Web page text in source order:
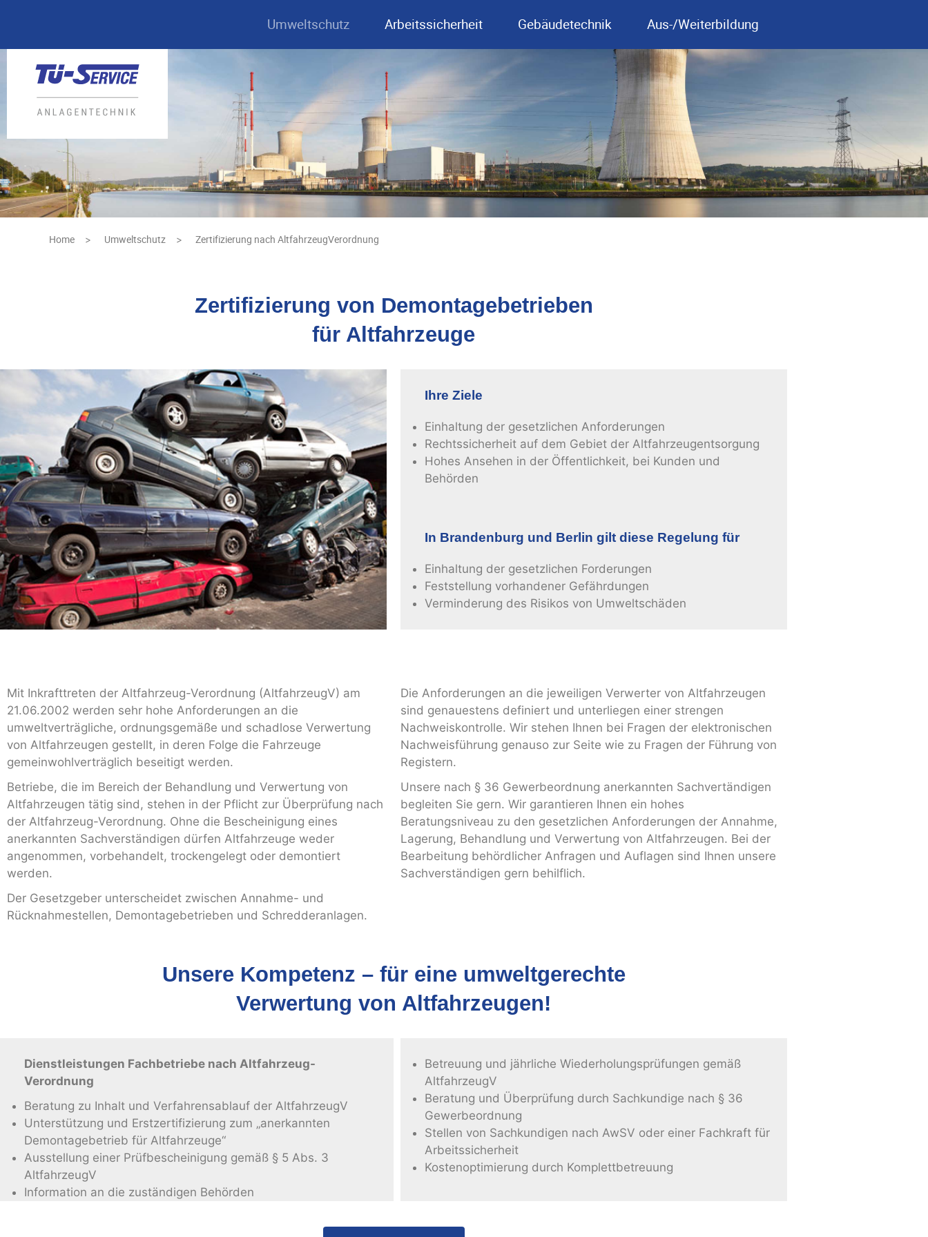
Umweltschutz Arbeitssicherheit Gebäudetechnik Aus-/Weiterbildung
Home > Umweltschutz > Zertifizierung nach AltfahrzeugVerordnung
Zertifizierung von Demontagebetrieben
für Altfahrzeuge
Ihre Ziele
Einhaltung der gesetzlichen Anforderungen
Rechtssicherheit auf dem Gebiet der Altfahrzeugentsorgung
Hohes Ansehen in der Öffentlichkeit, bei Kunden und
Behörden
In Brandenburg und Berlin gilt diese Regelung für
Einhaltung der gesetzlichen Forderungen
Feststellung vorhandener Gefährdungen
Verminderung des Risikos von Umweltschäden
Mit Inkrafttreten der Altfahrzeug-Verordnung (AltfahrzeugV) am
21.06.2002 werden sehr hohe Anforderungen an die
umweltverträgliche, ordnungsgemäße und schadlose Verwertung
von Altfahrzeugen gestellt, in deren Folge die Fahrzeuge
gemeinwohlverträglich beseitigt werden.
Betriebe, die im Bereich der Behandlung und Verwertung von
Altfahrzeugen tätig sind, stehen in der Pflicht zur Überprüfung nach
der Altfahrzeug-Verordnung. Ohne die Bescheinigung eines
anerkannten Sachverständigen dürfen Altfahrzeuge weder
angenommen, vorbehandelt, trockengelegt oder demontiert
werden.
Der Gesetzgeber unterscheidet zwischen Annahme- und
Rücknahmestellen, Demontagebetrieben und Schredderanlagen.
Die Anforderungen an die jeweiligen Verwerter von Altfahrzeugen
sind genauestens definiert und unterliegen einer strengen
Nachweiskontrolle. Wir stehen Ihnen bei Fragen der elektronischen
Nachweisführung genauso zur Seite wie zu Fragen der Führung von
Registern.
Unsere nach § 36 Gewerbeordnung anerkannten Sachvertändigen
begleiten Sie gern. Wir garantieren Ihnen ein hohes
Beratungsniveau zu den gesetzlichen Anforderungen der Annahme,
Lagerung, Behandlung und Verwertung von Altfahrzeugen. Bei der
Bearbeitung behördlicher Anfragen und Auflagen sind Ihnen unsere
Sachverständigen gern behilflich.
Unsere Kompetenz – für eine umweltgerechte
Verwertung von Altfahrzeugen!
Dienstleistungen Fachbetriebe nach Altfahrzeug-
Verordnung
Beratung zu Inhalt und Verfahrensablauf der AltfahrzeugV
Unterstützung und Erstzertifizierung zum „anerkannten
Demontagebetrieb für Altfahrzeuge“
Ausstellung einer Prüfbescheinigung gemäß § 5 Abs. 3
AltfahrzeugV
Information an die zuständigen Behörden
Betreuung und jährliche Wiederholungsprüfungen gemäß
AltfahrzeugV
Beratung und Überprüfung durch Sachkundige nach § 36
Gewerbeordnung
Stellen von Sachkundigen nach AwSV oder einer Fachkraft für
Arbeitssicherheit
Kostenoptimierung durch Komplettbetreuung